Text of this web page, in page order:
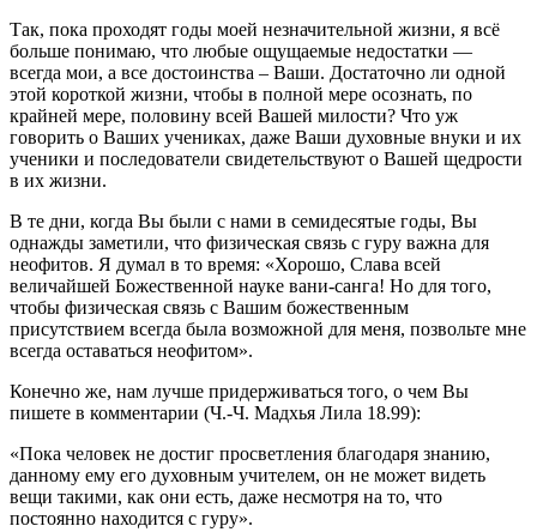
Так, пока проходят годы моей незначительной жизни, я всё
больше понимаю, что любые ощущаемые недостатки —
всегда мои, а все достоинства – Ваши. Достаточно ли одной
этой короткой жизни, чтобы в полной мере осознать, по
крайней мере, половину всей Вашей милости? Что уж
говорить о Ваших учениках, даже Ваши духовные внуки и их
ученики и последователи свидетельствуют о Вашей щедрости
в их жизни.
В те дни, когда Вы были с нами в семидесятые годы, Вы
однажды заметили, что физическая связь с гуру важна для
неофитов. Я думал в то время: «Хорошо, Слава всей
величайшей Божественной науке вани-санга! Но для того,
чтобы физическая связь с Вашим божественным
присутствием всегда была возможной для меня, позвольте мне
всегда оставаться неофитом».
Конечно же, нам лучше придерживаться того, о чем Вы
пишете в комментарии (Ч.-Ч. Мадхья Лила 18.99):
«Пока человек не достиг просветления благодаря знанию,
данному ему его духовным учителем, он не может видеть
вещи такими, как они есть, даже несмотря на то, что
постоянно находится с гуру».